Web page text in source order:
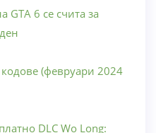
GTA 6 се счита за
(февруари 2024
DLC Wo Long: